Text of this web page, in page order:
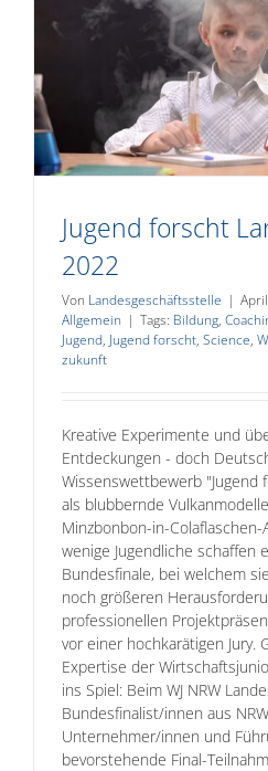
Jugend forscht
2022
Von Landesgeschäftsstelle |
Allgemein | Tags: Bildung,
Jugend, Jugend forscht, Science,
zukunft
Kreative Experimente und
Entdeckungen - doch
Wissenswettbewerb
als blubbernde
Minzbonbon-in-
wenige Jugendliche schaffen
Bundesfinale, bei welchem
noch größeren
professionellen
vor einer hochkarätigen Jury.
Expertise der
ins Spiel: Beim WJ NRW
Bundesfinalist/innen aus
Unternehmer/innen und
bevorstehende Final-